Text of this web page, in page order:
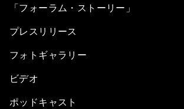
「フォーラム・ストーリー」
プレスリリース
フォトギャラリー
ビデオ
ポッドキャスト